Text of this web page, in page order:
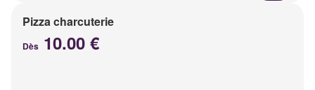
Pizza charcuterie
Dès 10.00 €